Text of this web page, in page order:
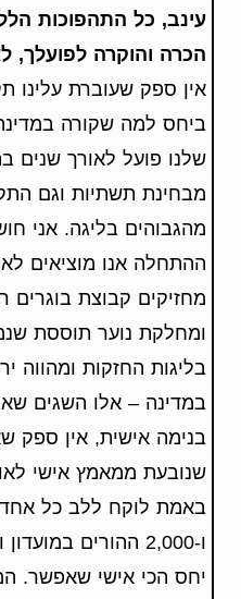
עינב, כל התהפוכות
הכרה והוקרה
אין ספק שעוברת
ביחס למה שקורה
שלנו פועל לאורך שנים
מבחינת תשתיות וגם
מהגבוהים בליגה. אני
ההתחלה אנו מוציאים
מחזיקים קבוצת בוגרים
ומחלקת נוער תוססת
בליגות החזקות ומהווה
במדינה – אלו השגים
בנימה אישית, אין ספק
שנובעת ממאמץ אישי
ו-2,000 ההורים
יחס הכי אישי שאפשר.